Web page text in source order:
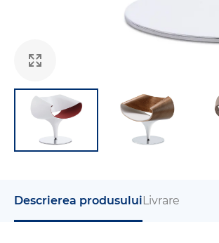
Descrierea produsuluiLivrare